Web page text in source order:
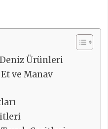
Ürünleri
ve Manav